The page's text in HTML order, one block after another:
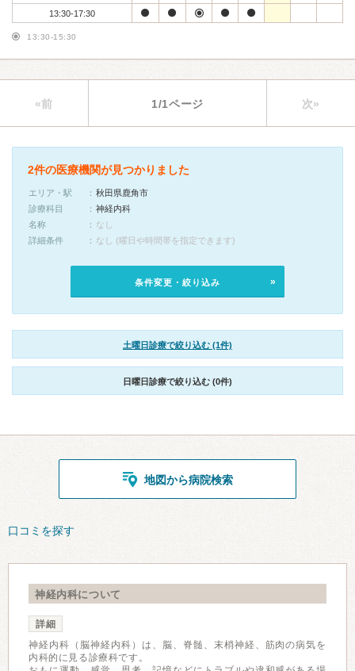
13:30-17:30
13:30-15:30
«前 1/1ページ 次»
2件の医療機関が見つかりました
エリア・駅
秋田県鹿角市
診療科目
神経内科
名称
なし
詳細条件
なし (曜日や時間帯を指定できます)
条件変更・絞り込み
土曜日診療で絞り込む (1件)
日曜日診療で絞り込む (0件)
地図から病院検索
口コミを探す
神経内科について
詳細
神経内科（脳神経内科）は、脳、脊髄、末梢神経、筋肉の病気を
内科的に見る診療科です。